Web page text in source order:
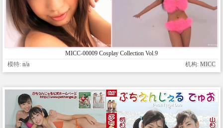
MICC-00009 Cosplay Collection Vol.9
模特: n/a 机构: MICC